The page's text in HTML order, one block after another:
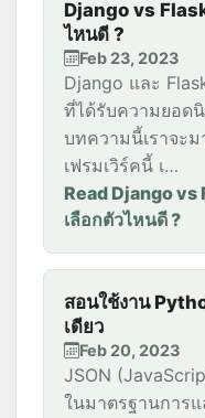
Django vs
ไหนดี ?
Feb 23, 2023
Django และ
ที่ได้รับความยอด
บทความนี้เราจะ
เฟรมเวิร์คนี้ เ…
Read Django vs
เลือกตัวไหนดี ?
สอนใช้งาน
เดียว
Feb 20, 2023
JSON
ในมาตรฐานการ